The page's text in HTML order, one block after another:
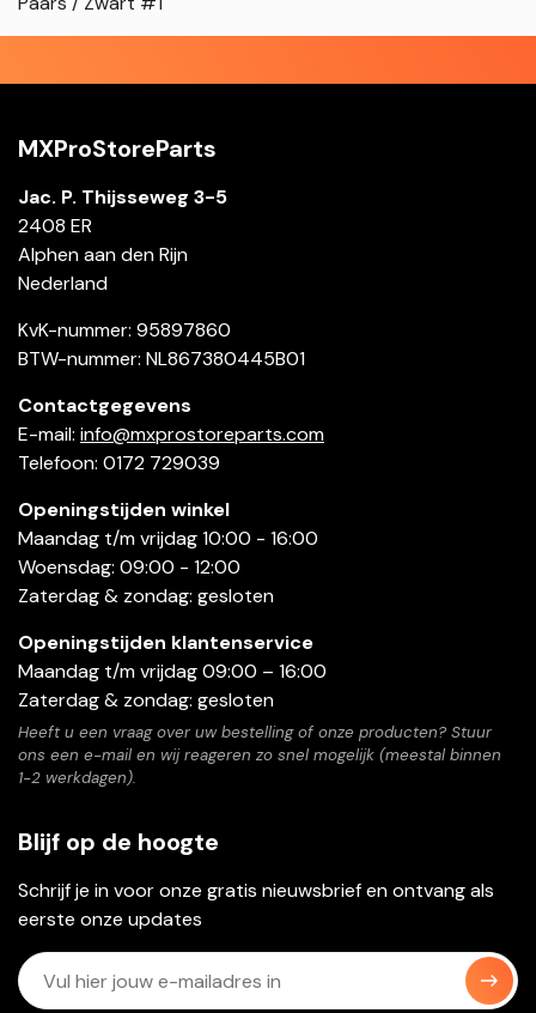
MXProStoreParts
Jac. P. Thijsseweg 3-5
2408 ER
Alphen aan den Rijn
Nederland
KvK-nummer: 95897860
BTW-nummer: NL867380445B01
Contactgegevens
E-mail: info@mxprostoreparts.com
Telefoon: 0172 729039
Openingstijden winkel
Maandag t/m vrijdag 10:00 - 16:00
Woensdag: 09:00 - 12:00
Zaterdag & zondag: gesloten
Openingstijden klantenservice
Maandag t/m vrijdag 09:00 – 16:00
Zaterdag & zondag: gesloten
Heeft u een vraag over uw bestelling of onze producten? Stuur
ons een e-mail en wij reageren zo snel mogelijk (meestal binnen
1-2 werkdagen).
Blijf op de hoogte
Schrijf je in voor onze gratis nieuwsbrief en ontvang als
eerste onze updates